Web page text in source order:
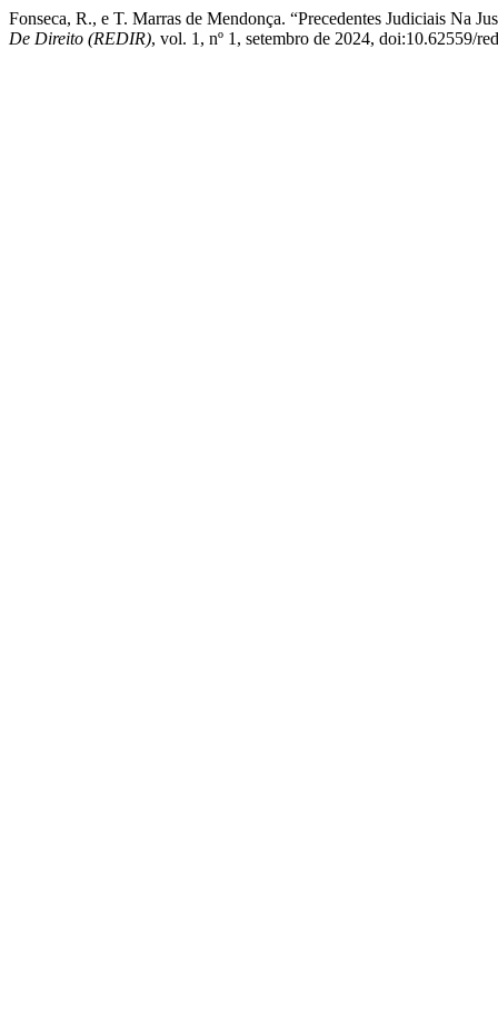
Fonseca, R., e T. Marras de Mendonça. “Precedentes Judiciais Na
De Direito (REDIR), vol. 1, nº 1, setembro de 2024, doi:10.62559/